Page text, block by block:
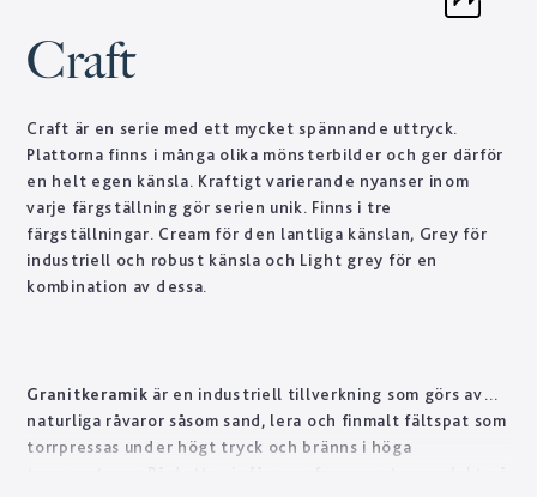
Craft
Craft är en serie med ett mycket spännande uttryck.
Plattorna finns i många olika mönsterbilder och ger därför
en helt egen känsla. Kraftigt varierande nyanser inom
varje färgställning gör serien unik. Finns i tre
färgställningar. Cream för den lantliga känslan, Grey för
industriell och robust känsla och Light grey för en
kombination av dessa.
Granitkeramik är en industriell tillverkning som görs av
naturliga råvaror såsom sand, lera och finmalt fältspat som
torrpressas under högt tryck och bränns i höga